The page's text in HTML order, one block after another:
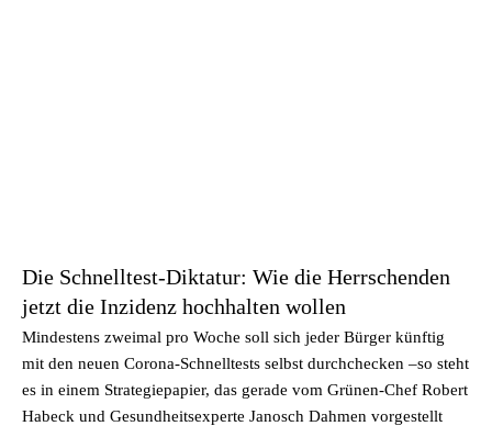
Die Schnelltest-Diktatur: Wie die Herrschenden
jetzt die Inzidenz hochhalten wollen
Mindestens zweimal pro Woche soll sich jeder Bürger künftig
mit den neuen Corona-Schnelltests selbst durchchecken –so steht
es in einem Strategiepapier, das gerade vom Grünen-Chef Robert
Habeck und Gesundheitsexperte Janosch Dahmen vorgestellt